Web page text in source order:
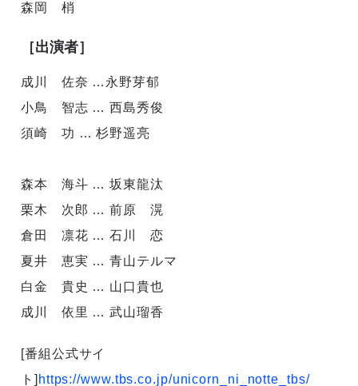
森岡 梢
［出演者］
成川 佐奈 …永野芽郁
小鳥 智志 … 西島秀俊
須崎 功 … 杉野遥亮
森本 海斗 … 坂東龍汰
栗木 次郎 … 前原 滉
倉田 凛花 … 石川 恋
夏井 恵実 … 青山テルマ
白金 貴史 … 山口貴也
成川 依里 … 武山瑠香
[番組公式サイ
ト] https://www.tbs.co.jp/unicorn_ni_notte_tbs/